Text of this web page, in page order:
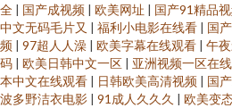
全 | 国产成视频 | 欧美网址 | 国产91精品
中文无码毛片又 | 福利小电影在线看 | 国
频 | 97超人人澡 | 欧美字幕在线观看 | 午
码 | 欧美日韩中文一区 | 亚洲视频一区在线
本中文在线观看 | 日韩欧美高清视频 | 国
波多野洁衣电影 | 91成人久久久 | 欧美变